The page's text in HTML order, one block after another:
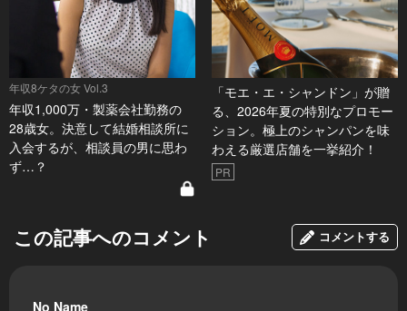
年収8ケタの女 Vol.3
年収1,000万・製薬会社勤務の
28歳女。決意して結婚相談所に
入会するが、相談員の男に思わ
ず…？
「モエ・エ・シャンドン」が贈
る、2026年夏の特別なプロモー
ション。極上のシャンパンを味
わえる厳選店舗を一挙紹介！
PR
この記事へのコメント コメントする
No Name